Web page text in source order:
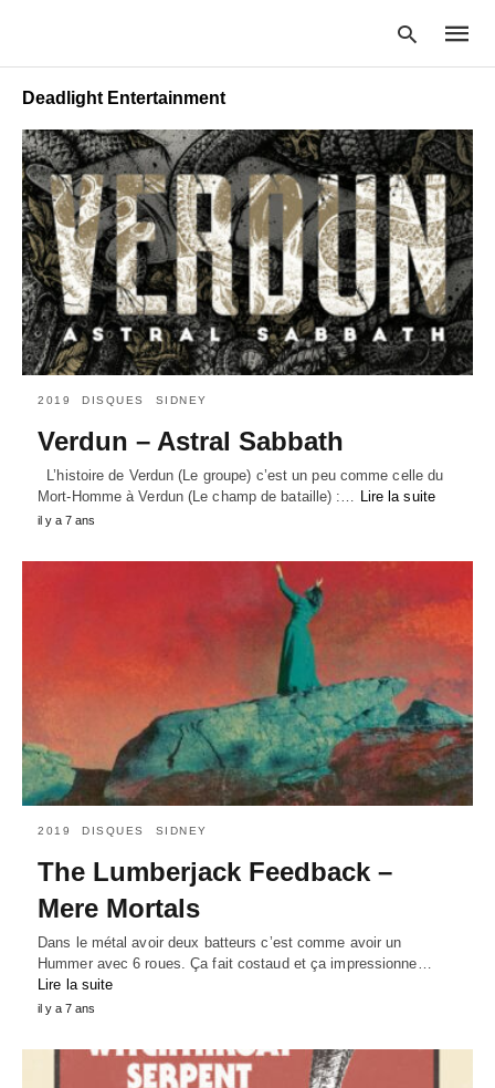
Type
your
search
query
and
hit
enter:
Deadlight Entertainment
2019 DISQUES SIDNEY
Verdun – Astral Sabbath
L’histoire de Verdun (Le groupe) c’est un peu comme celle du
Mort-Homme à Verdun (Le champ de bataille) :… Lire la suite
il y a 7 ans
2019 DISQUES SIDNEY
The Lumberjack Feedback –
Mere Mortals
Dans le métal avoir deux batteurs c’est comme avoir un
Hummer avec 6 roues. Ça fait costaud et ça impressionne…
Lire la suite
il y a 7 ans